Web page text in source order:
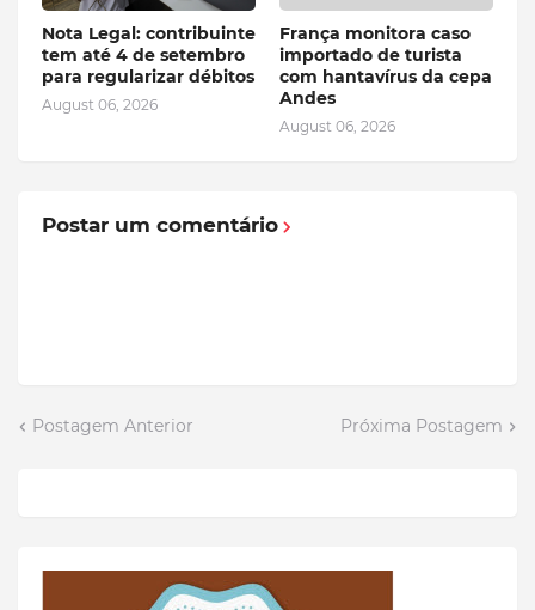
Nota Legal: contribuinte
tem até 4 de setembro
para regularizar débitos
August 06, 2026
França monitora caso
importado de turista
com hantavírus da cepa
Andes
August 06, 2026
Postar um comentário
Postagem Anterior Próxima Postagem